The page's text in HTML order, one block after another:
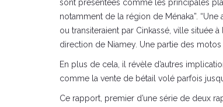
sont présentées comme les principales
notamment de la région de Ménaka”.
ou transiteraient par Cinkassé, ville située
direction de Niamey. Une partie des
En plus de cela, il révèle d’autres
comme la vente de bétail volé parfois
Ce rapport, premier d’une série de deux